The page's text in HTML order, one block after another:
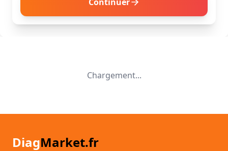
Chargement...
DiagMarket.fr